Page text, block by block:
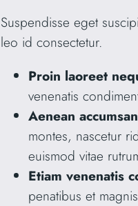
Suspendisse eget
leo id consectetur.
Proin laoreet
venenatis
Aenean
montes, nascetur
euismod vitae
Etiam venenatis
penatibus et